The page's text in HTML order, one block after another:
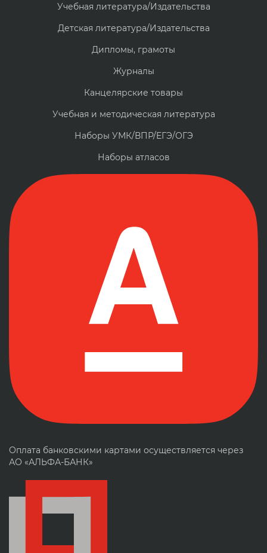
Учебная литература/Издательства
Детская литература/Издательства
Дипломы, грамоты
Журналы
Канцелярские товары
Учебная и методическая литература
Наборы УМК/ВПР/ЕГЭ/ОГЭ
Наборы атласов
Оплата банковскими картами осуществляется через
АО «АЛЬФА-БАНК»